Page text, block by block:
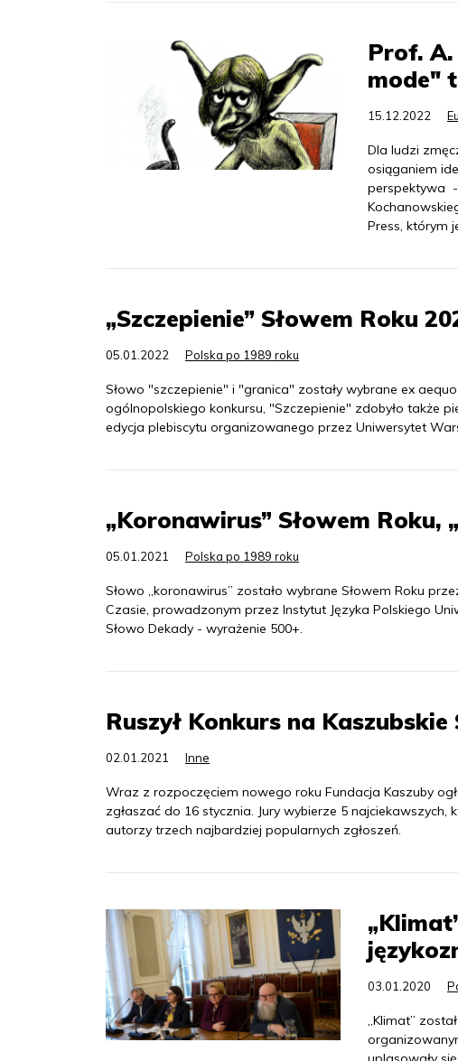
Prof.
mode"
15.12.2022
Dla ludzi
osiąganiem
perspektywa -
Press, którym
„Szczepienie” Słowem Roku
05.01.2022 Polska po 1989 roku
Słowo "szczepienie" i "granica" zostały wybrane ex
ogólnopolskiego konkursu, "Szczepienie" zdobyło także
edycja plebiscytu organizowanego przez Uniwersytet
„Koronawirus” Słowem Roku,
05.01.2021 Polska po 1989 roku
Słowo „koronawirus” zostało wybrane Słowem Roku
Czasie, prowadzonym przez Instytut Języka Polskiego
Słowo Dekady - wyrażenie 500+.
Ruszył Konkurs na
02.01.2021 Inne
Wraz z rozpoczęciem nowego roku Fundacja Kaszuby
zgłaszać do 16 stycznia. Jury wybierze 5
autorzy trzech najbardziej popularnych zgłoszeń.
03.01.2020
„Klimat”